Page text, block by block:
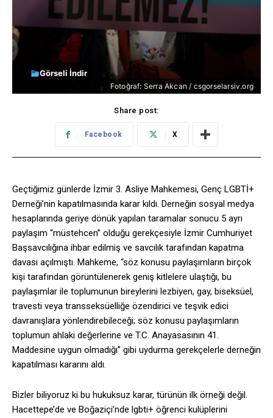
Görseli İndir
Fotoğraf: Serra Akcan / csgorselarsiv.org
Share post:
Facebook X
Geçtiğimiz günlerde İzmir 3. Asliye Mahkemesi, Genç LGBTİ+
Derneği’nin kapatılmasında karar kıldı. Derneğin sosyal medya
hesaplarında geriye dönük yapılan taramalar sonucu 5 ayrı
paylaşım “müstehcen” olduğu gerekçesiyle İzmir Cumhuriyet
Başsavcılığına ihbar edilmiş ve savcılık tarafından kapatma
davası açılmıştı. Mahkeme, “söz konusu paylaşımların birçok
kişi tarafından görüntülenerek geniş kitlelere ulaştığı, bu
paylaşımlar ile toplumunun bireylerini lezbiyen, gay, biseksüel,
travesti veya transseksüelliğe özendirici ve teşvik edici
davranışlara yönlendirebileceği; söz konusu paylaşımların
toplumun ahlaki değerlerine ve T.C. Anayasasının 41.
Maddesine uygun olmadığı” gibi uydurma gerekçelerle derneğin
kapatılması kararını aldı.
Bizler biliyoruz ki bu hukuksuz karar, türünün ilk örneği değil.
Hacettepe’de ve Boğaziçi’nde lgbti+ öğrenci kulüplerini